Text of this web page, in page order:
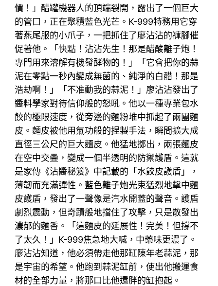
價！」醋罐機器人的頂端裂開，露出了一個巨大
的管口，正在聚積藍色光芒。K-999特務用它穿
著燕尾服的小爪子，一把抓住了廖沾沾的褲腳催
促著他。「快點！沾沾先生！那是醋酸離子炮！
專門用來溶解有機發酵物的！」「它會把你的蒜
泥在零點一秒內變成無菌的、純淨的白醋！那是
浩劫啊！」「不准動我的蒜泥！」廖沾沾發出了
醬料學家對待信仰般的怒吼。他以一種專業包水
餃的極限速度，從旁邊的麵粉堆中抓起了兩團麵
皮。麵皮被他用氣功般的捏製手法，瞬間擴大成
直徑三公尺的巨大麵皮。他猛地擲出，兩張麵皮
在空中交疊，變成一個半透明的防禦護盾。這就
是家傳《沾醬秘笈》中記載的「水餃皮護盾」，
薄韌而充滿彈性。藍色離子炮光束猛烈地擊中麵
皮護盾，發出了一聲像是汽水開蓋的聲音。護盾
劇烈震動，但奇蹟般地擋住了攻擊，只是散發出
濃郁的麵香。「這麵皮的延展性！完美！但撐不
了太久！」K-999焦急地大喊，中藥味更濃了。
廖沾沾知道，他必須帶走他那缸陳年老蒜泥，那
是宇宙的希望。他跑到蒜泥缸前，使出他搬運食
材的全部力量，將那口比他還胖的缸抱起。